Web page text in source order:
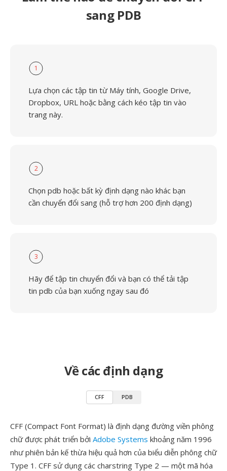
sang PDB
1
Lựa chọn các tập tin từ Máy tính, Google Drive,
Dropbox, URL hoặc bằng cách kéo tập tin vào
trang này.
2
Chọn pdb hoặc bất kỳ định dạng nào khác bạn
cần chuyển đổi sang (hỗ trợ hơn 200 định dạng)
3
Hãy để tập tin chuyển đổi và bạn có thể tải tập
tin pdb của bạn xuống ngay sau đó
Về các định dạng
CFF PDB
CFF (Compact Font Format) là định dạng đường viền phông
chữ được phát triển bởi Adobe Systems khoảng năm 1996
như phiên bản kế thừa hiệu quả hơn của biểu diễn phông chữ
Type 1. CFF sử dụng các charstring Type 2 — một mã hóa